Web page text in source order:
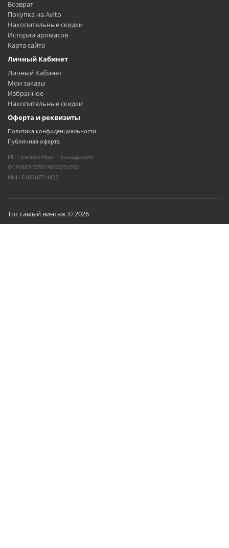
Возврат
Покупка на Avito
Накопительные скидки
Истории ароматов
Карта сайта
Личный Кабинет
Личный Кабинет
Мои заказы
Избранное
Накопительные скидки
Оферта и реквизиты
Политика конфиденциальности
Публичная оферта
ИП Голиков Иван Геннадьевич
ОГРНИП 325619600251032
ИНН 616510714422
Тот самый винтаж © 2026